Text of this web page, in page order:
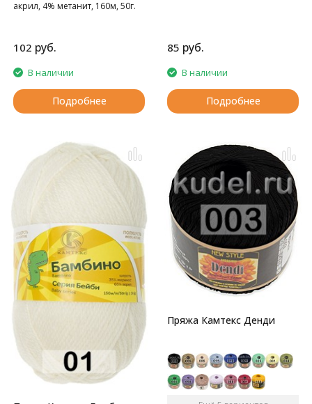
акрил, 4% метанит, 160м, 50г.
102 руб.
В наличии
Подробнее
85 руб.
В наличии
Подробнее
Пряжа Камтекс Денди